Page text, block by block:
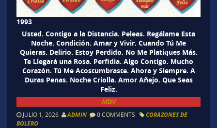
1993
Usted. Contigo a la Distancia. Peleas. Regálame Esta
Noche. Condición. Amar y Vivir. Cuando Tú Me
Quieras. Delirio. Estoy Perdido. No Me Platiques Más.
Te Llegará una Rosa. Perfidia. Algo Contigo. Mucho
Corazón. Tú Me Acostumbraste. Ahora y Siempre. A
Duras Penas. Noche Criolla. Amor Añejo. Que Seas
Feliz.
MDV
JULIO 1, 2026 ADMIN 0 COMMENTS
CORAZONES DE
BOLERO